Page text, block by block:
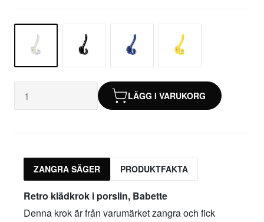
LÄGG I VARUKORG
ZANGRA SÄGER PRODUKTFAKTA
Retro klädkrok i porslin, Babette
Denna krok är från varumärket zangra och fick